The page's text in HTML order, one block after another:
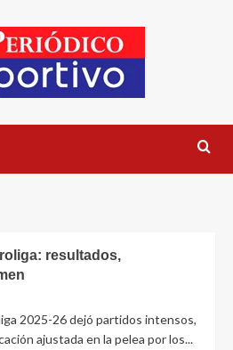
resultados,
2025-26 dejó partidos intensos,
ajustada en la pelea por los...